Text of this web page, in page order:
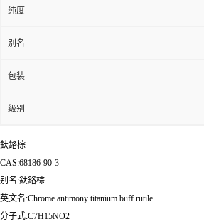
纯度
别名
包装
级别
釱鉻棕
CAS:68186-90-3
别名:釱鉻棕
英文名:Chrome antimony titanium buff rutile
分子式:C7H15NO2